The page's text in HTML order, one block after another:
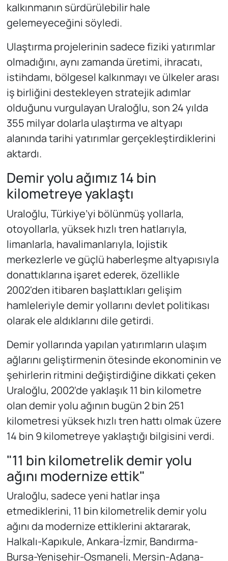
kalkınmanın sürdürülebilir hale
gelemeyeceğini söyledi.
Ulaştırma projelerinin sadece fiziki yatırımlar
olmadığını, aynı zamanda üretimi, ihracatı,
istihdamı, bölgesel kalkınmayı ve ülkeler arası
iş birliğini destekleyen stratejik adımlar
olduğunu vurgulayan Uraloğlu, son 24 yılda
355 milyar dolarla ulaştırma ve altyapı
alanında tarihi yatırımlar gerçekleştirdiklerini
aktardı.
Demir yolu ağımız 14 bin
kilometreye yaklaştı
Uraloğlu, Türkiye’yi bölünmüş yollarla,
otoyollarla, yüksek hızlı tren hatlarıyla,
limanlarla, havalimanlarıyla, lojistik
merkezlerle ve güçlü haberleşme altyapısıyla
donattıklarına işaret ederek, özellikle
2002'den itibaren başlattıkları gelişim
hamleleriyle demir yollarını devlet politikası
olarak ele aldıklarını dile getirdi.
Demir yollarında yapılan yatırımların ulaşım
ağlarını geliştirmenin ötesinde ekonominin ve
şehirlerin ritmini değiştirdiğine dikkati çeken
Uraloğlu, 2002'de yaklaşık 11 bin kilometre
olan demir yolu ağının bugün 2 bin 251
kilometresi yüksek hızlı tren hattı olmak üzere
14 bin 9 kilometreye yaklaştığı bilgisini verdi.
"11 bin kilometrelik demir yolu
ağını modernize ettik"
Uraloğlu, sadece yeni hatlar inşa
etmediklerini, 11 bin kilometrelik demir yolu
ağını da modernize ettiklerini aktararak,
Halkalı-Kapıkule, Ankara-İzmir, Bandırma-
Bursa-Yenişehir-Osmaneli, Mersin-Adana-